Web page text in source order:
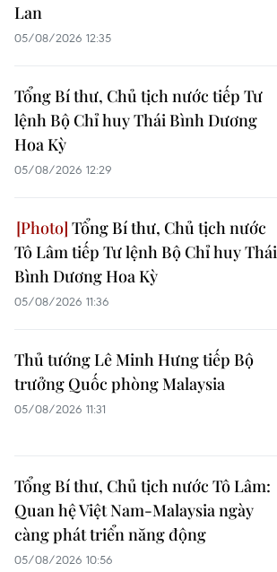
Lan
05/08/2026 12:35
Tổng Bí thư, Chủ tịch nước tiếp Tư
lệnh Bộ Chỉ huy Thái Bình Dương
Hoa Kỳ
05/08/2026 12:29
Tổng Bí thư, Chủ tịch nước
Tô Lâm tiếp Tư lệnh Bộ Chỉ huy Thái
Bình Dương Hoa Kỳ
05/08/2026 11:36
Thủ tướng Lê Minh Hưng tiếp Bộ
trưởng Quốc phòng Malaysia
05/08/2026 11:31
Tổng Bí thư, Chủ tịch nước Tô Lâm:
Quan hệ Việt Nam-Malaysia ngày
càng phát triển năng động
05/08/2026 10:56